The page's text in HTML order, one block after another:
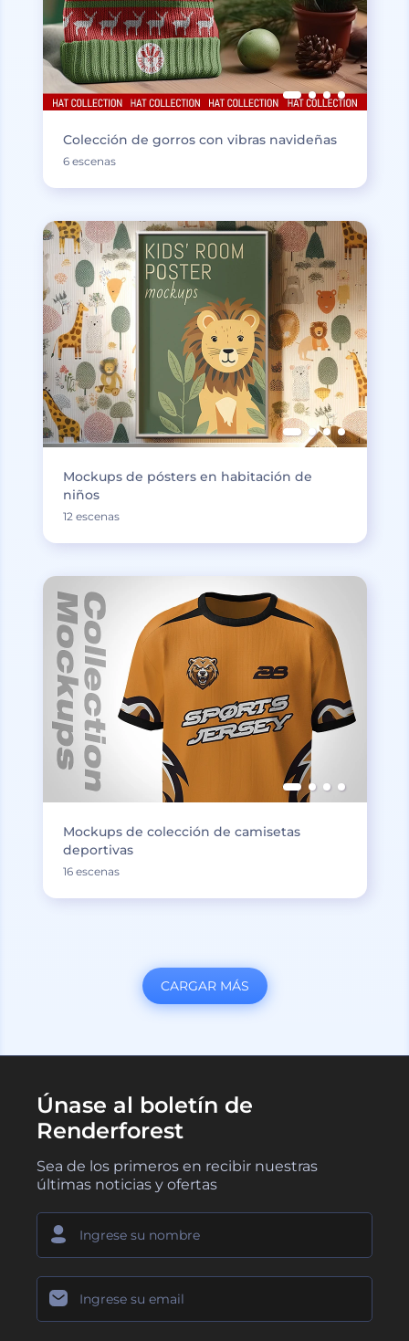
Colección de gorros con vibras navideñas
6 escenas
Mockups de pósters en habitación de
niños
12 escenas
Mockups de colección de camisetas
deportivas
16 escenas
CARGAR MÁS
Únase al boletín de
Renderforest
Sea de los primeros en recibir nuestras
últimas noticias y ofertas